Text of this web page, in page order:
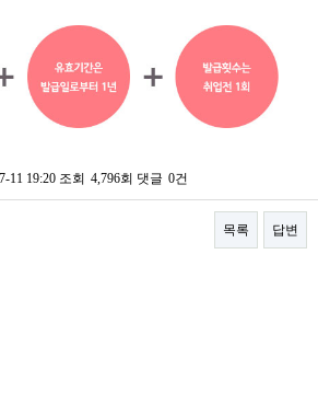
11 19:20 조회 4,796회 댓글 0건
목록 답변